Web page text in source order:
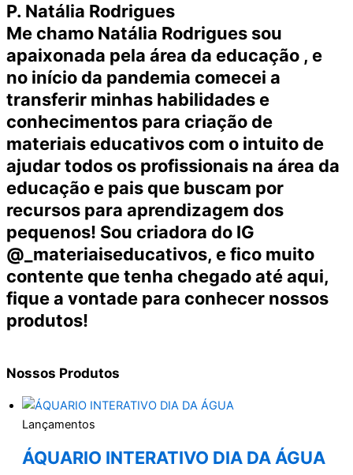
P. Natália Rodrigues
Me chamo Natália Rodrigues sou
apaixonada pela área da educação , e
no início da pandemia comecei a
transferir minhas habilidades e
conhecimentos para criação de
materiais educativos com o intuito de
ajudar todos os profissionais na área da
educação e pais que buscam por
recursos para aprendizagem dos
pequenos! Sou criadora do IG
@_materiaiseducativos, e fico muito
contente que tenha chegado até aqui,
fique a vontade para conhecer nossos
produtos!
Nossos Produtos
Lançamentos
ÁQUARIO INTERATIVO DIA DA ÁGUA